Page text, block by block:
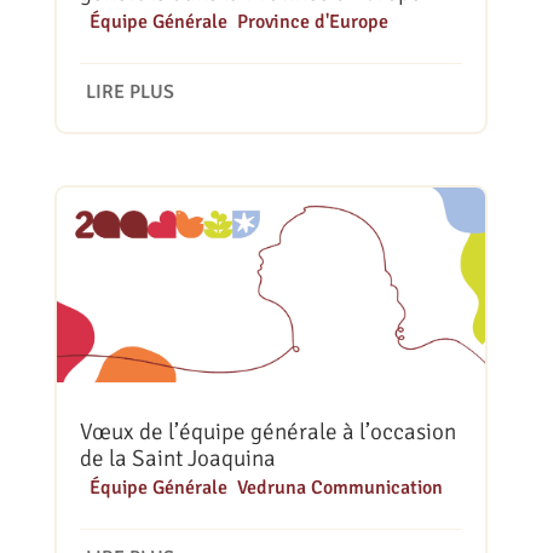
Équipe Générale, Province d'Europe
LIRE PLUS
Vœux de l’équipe générale à l’occasion
de la Saint Joaquina
Équipe Générale, Vedruna Communication